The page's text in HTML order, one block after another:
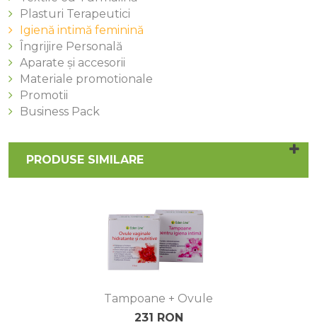
Plasturi Terapeutici
Igienă intimă feminină
Îngrijire Personală
Aparate și accesorii
Materiale promotionale
Promotii
Business Pack
PRODUSE SIMILARE
Tampoane + Ovule
231 RON